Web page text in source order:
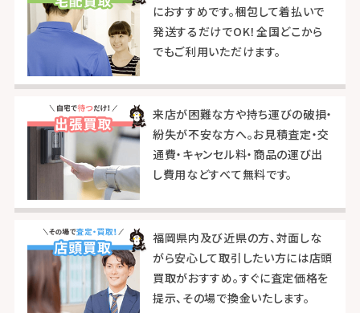
におすすめです。梱包して着払いで
発送するだけでOK！全国どこから
でもご利用いただけます。
来店が困難な方や持ち運びの破損・
紛失が不安な方へ。お見積査定・交
通費・キャンセル料・商品の運び出
し費用などすべて無料です。
福岡県内及び近県の方、対面しな
がら安心して取引したい方には店頭
買取がおすすめ。すぐに査定価格を
提示、その場で換金いたします。